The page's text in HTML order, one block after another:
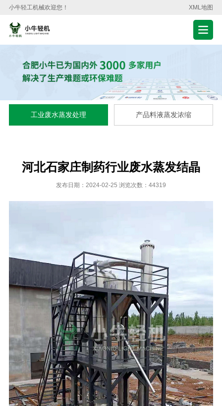
小牛轻工机械欢迎您！ XML地图
工业废水蒸发处理 产品料液蒸发浓缩
河北石家庄制药行业废水蒸发结晶
发布日期：2024-02-25 浏览次数：44319